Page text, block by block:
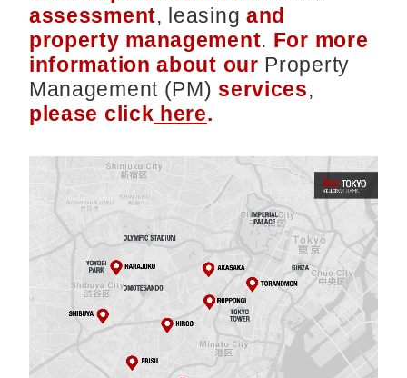
assessment, leasing and
property management. For more
information about our Property
Management (PM) services,
please click here.